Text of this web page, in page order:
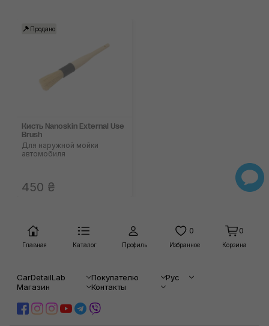
Продано
Кисть Nanoskin External Use
Brush
Для наружной мойки
автомобиля
450 ₴
Главная Каталог Профиль
0
Избранное
0
Корзина
CarDetailLab Покупателю
Рус
Магазин
Контакты